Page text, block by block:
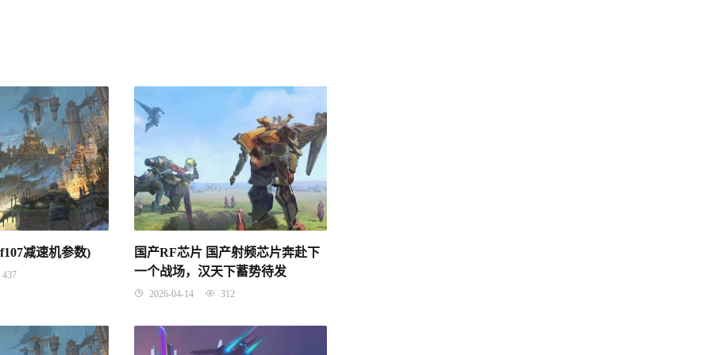
减速机参数)
437
国产RF芯片 国产射频芯片奔赴下
一个战场，汉天下蓄势待发
2026-04-14 312